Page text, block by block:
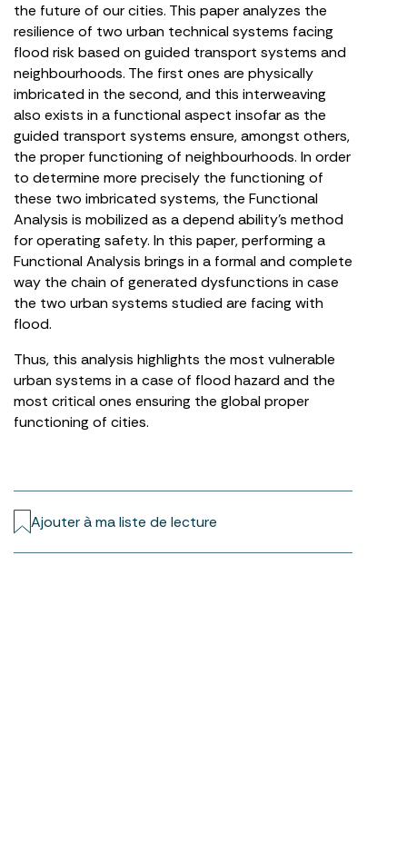
the future of our cities. This paper analyzes the
resilience of two urban technical systems facing
flood risk based on guided transport systems and
neighbourhoods. The first ones are physically
imbricated in the second, and this interweaving
also exists in a functional aspect insofar as the
guided transport systems ensure, amongst others,
the proper functioning of neighbourhoods. In order
to determine more precisely the functioning of
these two imbricated systems, the Functional
Analysis is mobilized as a depend ability’s method
for operating safety. In this paper, performing a
Functional Analysis brings in a formal and complete
way the chain of generated dysfunctions in case
the two urban systems studied are facing with
flood.
Thus, this analysis highlights the most vulnerable
urban systems in a case of flood hazard and the
most critical ones ensuring the global proper
functioning of cities.
Ajouter à ma liste de lecture